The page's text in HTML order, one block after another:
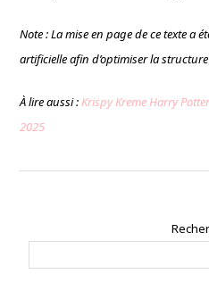
Note : La mise en page de ce texte a
artificielle afin d’optimiser la
À lire aussi :Krispy Kreme Harry
2025